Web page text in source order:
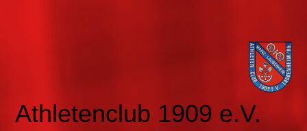
Athletenclub 1909 e.V.